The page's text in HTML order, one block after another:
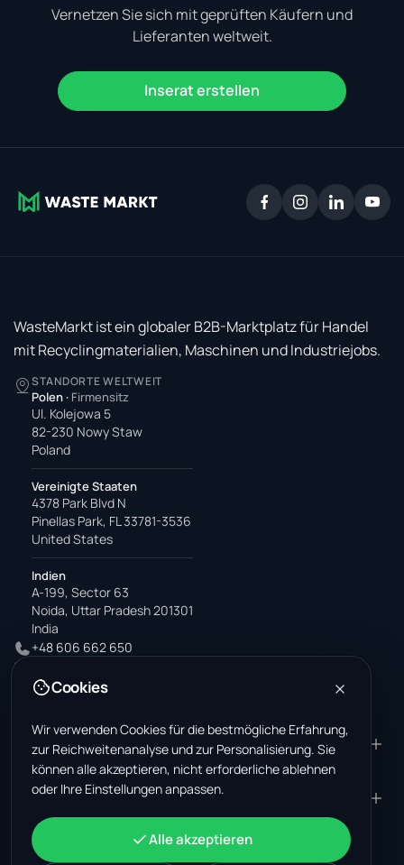
Vernetzen Sie sich mit geprüften Käufern und
Lieferanten weltweit.
Inserat erstellen
WasteMarkt ist ein globaler B2B-Marktplatz für Handel
mit Recyclingmaterialien, Maschinen und Industriejobs.
STANDORTE WELTWEIT
Polen · Firmensitz
Ul. Kolejowa 5
82-230 Nowy Staw
Poland
Vereinigte Staaten
4378 Park Blvd N
Pinellas Park, FL 33781-3536
United States
Indien
A-199, Sector 63
Noida, Uttar Pradesh 201301
India
+48 606 662 650
office@wastemarkt.com
PRODUKT
Marktplatz
Materialien — Verkauf
Materialien — Kauf
Jobs (USA)
RESOURCES
Supplier Academy
Trust & Safety
Schrottmarkt Mexiko
UNTERNEHMEN
Über uns
Support
RECHTLICHES
Datenschutz
KONTO
Anmelden
Cookies
Wir verwenden Cookies für die bestmögliche Erfahrung,
zur Reichweitenanalyse und zur Personalisierung. Sie
können alle akzeptieren, nicht erforderliche ablehnen
oder Ihre Einstellungen anpassen.
Alle akzeptieren